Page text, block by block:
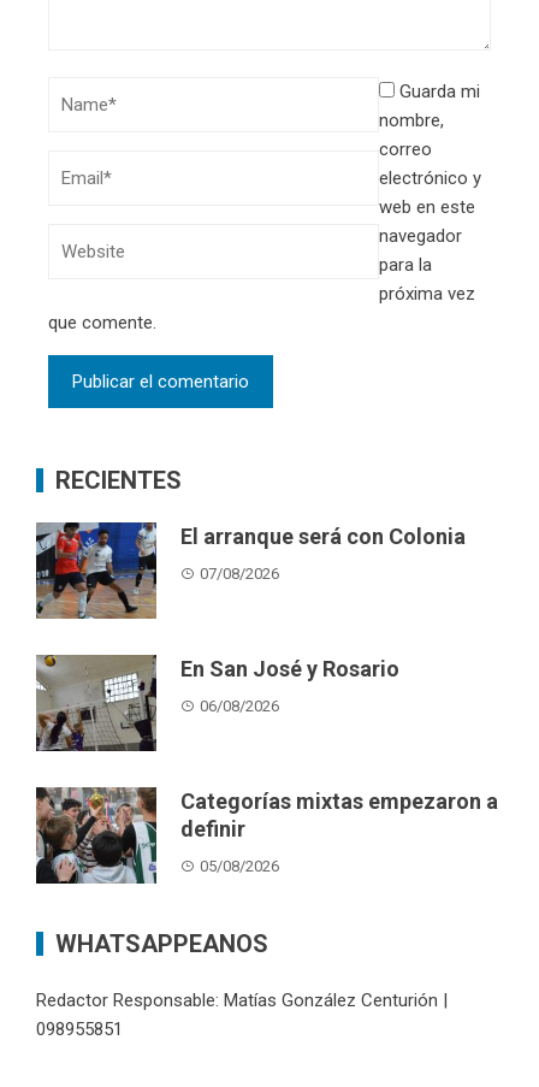
Guarda mi
nombre,
correo
electrónico y
web en este
navegador
para la
próxima vez
que comente.
RECIENTES
El arranque será con Colonia
07/08/2026
En San José y Rosario
06/08/2026
Categorías mixtas empezaron a
definir
05/08/2026
WHATSAPPEANOS
Redactor Responsable: Matías González Centurión |
098955851